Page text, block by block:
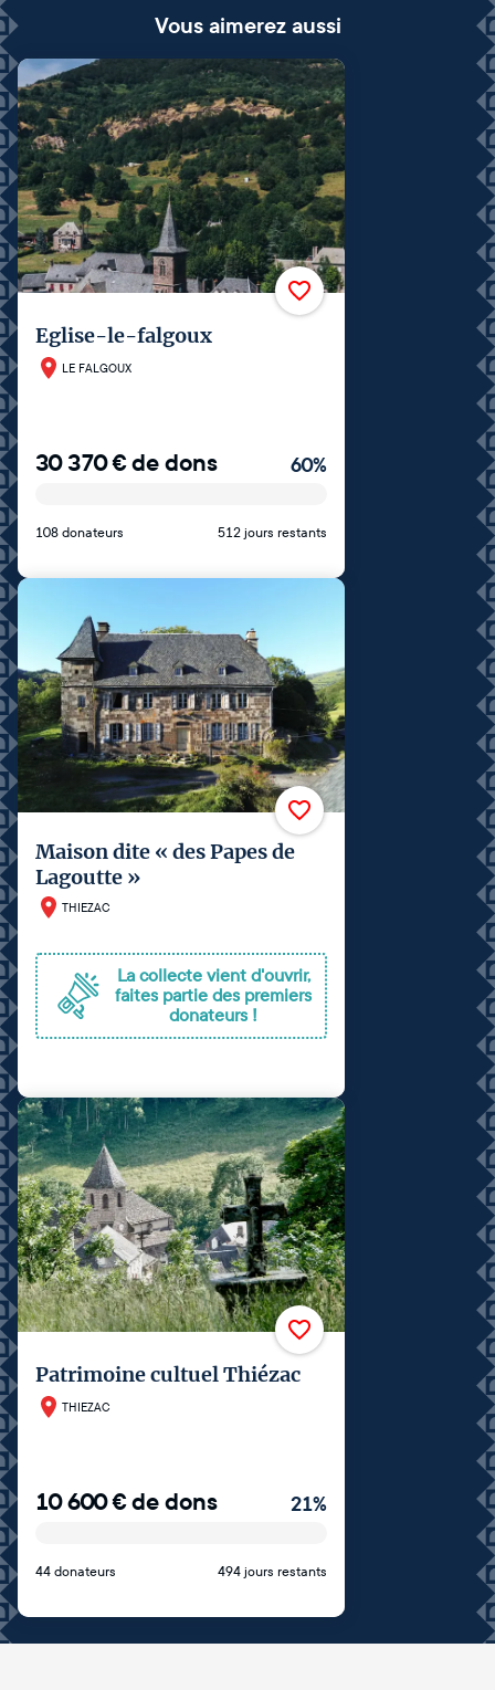
Vous aimerez aussi
Eglise-le-falgoux
LE FALGOUX
30 370€de dons 60%
108 donateurs 512 jours restants
Maison dite « des Papes de
Lagoutte »
THIEZAC
La collecte vient d'ouvrir,
faites partie des premiers
donateurs !
Patrimoine cultuel Thiézac
THIEZAC
10 600€de dons 21%
44 donateurs 494 jours restants